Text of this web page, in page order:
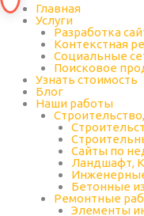
Главная
Услуги
Разработка
Контекстная
Социальные
Поисковое
Узнать стоимость
Блог
Наши работы
Сайты по
Ландшафт,
Бетонные
Ремонтные
Элементы